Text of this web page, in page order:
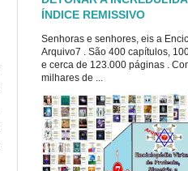
ÍNDICE REMISSIVO
Senhoras e senhores, eis a
Arquivo7 . São 400 capítulos,
e cerca de 123.000 páginas .
milhares de ...